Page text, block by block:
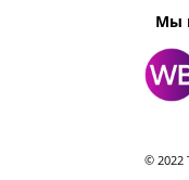
Мы
© 2022